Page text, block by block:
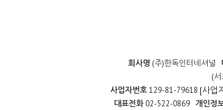
회사명 (주)한독인터네셔널
(
사업자번호129-81-79618 [사업
대표전화02-522-0869 개인정